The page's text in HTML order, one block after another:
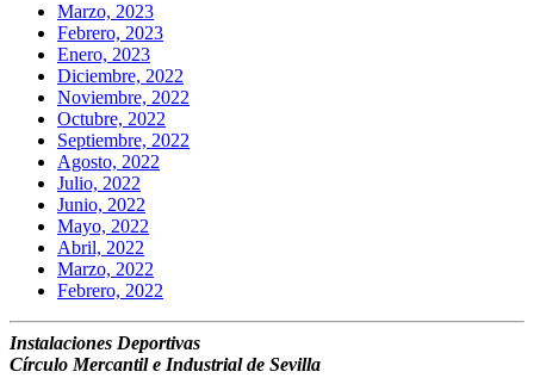
Marzo, 2023
Febrero, 2023
Enero, 2023
Diciembre, 2022
Noviembre, 2022
Octubre, 2022
Septiembre, 2022
Agosto, 2022
Julio, 2022
Junio, 2022
Mayo, 2022
Abril, 2022
Marzo, 2022
Febrero, 2022
Instalaciones Deportivas
Círculo Mercantil e Industrial de Sevilla